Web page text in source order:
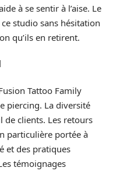
à se sentir à l’aise. Le
studio sans hésitation
qu’ils en retirent.
Tattoo Family
piercing. La diversité
de clients. Les retours
particulière portée à
et des pratiques
témoignages